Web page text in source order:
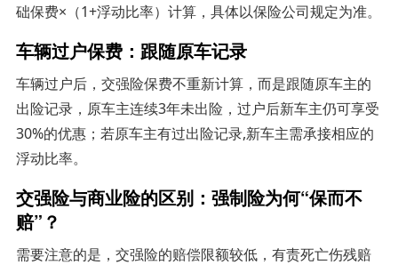
础保费×（1+浮动比率）计算，具体以保险公司规定为准。
车辆过户保费：跟随原车记录
车辆过户后，交强险保费不重新计算，而是跟随原车主的
出险记录，原车主连续3年未出险，过户后新车主仍可享受
30%的优惠；若原车主有过出险记录,新车主需承接相应的
浮动比率。
交强险与商业险的区别：强制险为何“保而不
赔”？
需要注意的是，交强险的赔偿限额较低，有责死亡伤残赔